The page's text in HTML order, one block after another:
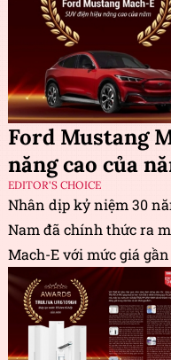
Ford Mustang
năng cao của
EDITOR'S CHOICE
Nhân dịp kỷ niệm 30
Nam đã chính thức ra
Mach-E với mức giá